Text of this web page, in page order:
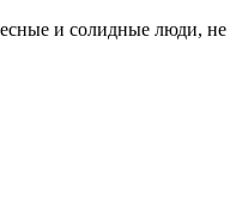
и солидные люди, не